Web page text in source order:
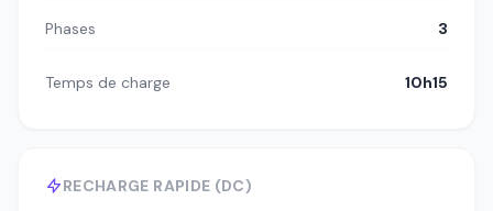
Phases 3
Temps de charge 10h15
RECHARGE RAPIDE (DC)